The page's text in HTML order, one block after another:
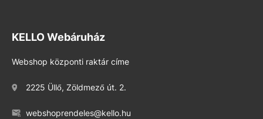
KELLO Webáruház
Webshop központi raktár címe
2225 Üllő, Zöldmező út. 2.
webshoprendeles@kello.hu